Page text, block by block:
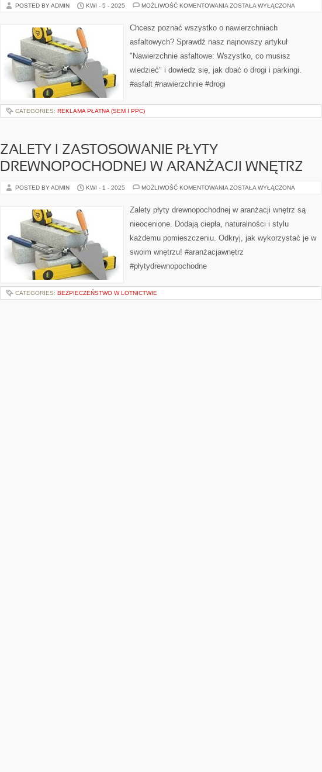
POSTED BY ADMIN KWI - 5 - 2025 MOŻLIWOŚĆ KOMENTOWANIA NAWIERZCHNIE
MUSISZ
ZOSTAŁA WYŁĄCZONA
Chcesz poznać wszystko o nawierzchniach
asfaltowych? Sprawdź nasz najnowszy artykuł
"Nawierzchnie asfaltowe: Wszystko, co musisz
wiedzieć" i dowiedz się, jak dbać o drogi i parkingi.
#asfalt #nawierzchnie #drogi
CATEGORIES: REKLAMA PŁATNA (SEM I PPC)
ZALETY I ZASTOSOWANIE PŁYTY
DREWNOPOCHODNEJ W ARANŻACJI WNĘTRZ
POSTED BY ADMIN KWI - 1 - 2025 MOŻLIWOŚĆ KOMENTOWANIA ZALETY
PŁYTY
DREWNOPOCHODNEJ
ARANŻACJI
ZOSTAŁA WYŁĄCZONA
Zalety płyty drewnopochodnej w aranżacji wnętrz są
nieocenione. Dodają ciepła, naturalności i stylu
każdemu pomieszczeniu. Odkryj, jak wykorzystać je w
swoim wnętrzu! #aranżacjawnętrz
#płytydrewnopochodne
CATEGORIES: BEZPIECZEŃSTWO W LOTNICTWIE